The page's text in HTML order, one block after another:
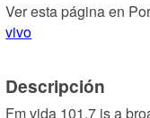
Ver esta página en
vivo
Descripción
Fm vida 101.7 is a